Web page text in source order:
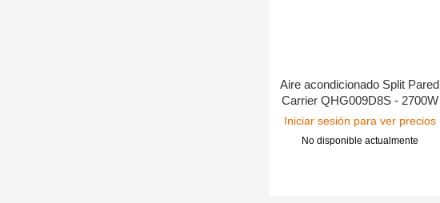
Aire acondicionado Split Pared
Carrier QHG009D8S - 2700W
Iniciar sesión para ver precios
No disponible actualmente